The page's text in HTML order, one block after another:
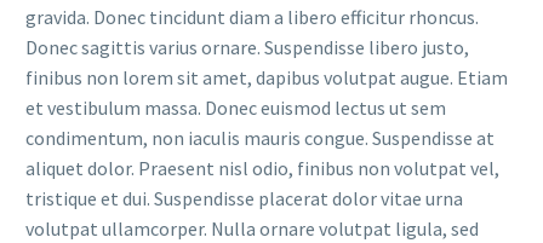
gravida. Donec tincidunt diam a libero efficitur rhoncus.
Donec sagittis varius ornare. Suspendisse libero justo,
finibus non lorem sit amet, dapibus volutpat augue. Etiam
et vestibulum massa. Donec euismod lectus ut sem
condimentum, non iaculis mauris congue. Suspendisse at
aliquet dolor. Praesent nisl odio, finibus non volutpat vel,
tristique et dui. Suspendisse placerat dolor vitae urna
volutpat ullamcorper. Nulla ornare volutpat ligula, sed